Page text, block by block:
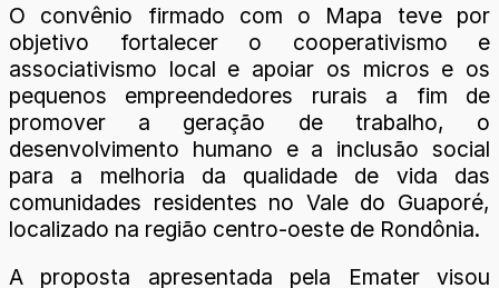
O convênio firmado com o Mapa teve por
objetivo fortalecer o cooperativismo e
associativismo local e apoiar os micros e os
pequenos empreendedores rurais a fim de
promover a geração de trabalho, o
desenvolvimento humano e a inclusão social
para a melhoria da qualidade de vida das
comunidades residentes no Vale do Guaporé,
localizado na região centro-oeste de Rondônia.
A proposta apresentada pela Emater visou